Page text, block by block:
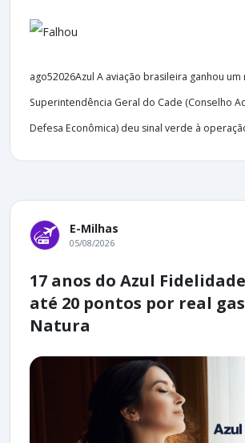
ago52026Azul A aviação brasileira ganhou um
Superintendência Geral do Cade (Conselho
Defesa Econômica) deu sinal verde à
E-Milhas
05/08/2026
17 anos do Azul
até 20 pontos por real
Natura